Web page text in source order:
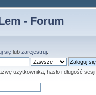
- Forum
się lub zarejestruj
użytkownika, hasło i długość sesji